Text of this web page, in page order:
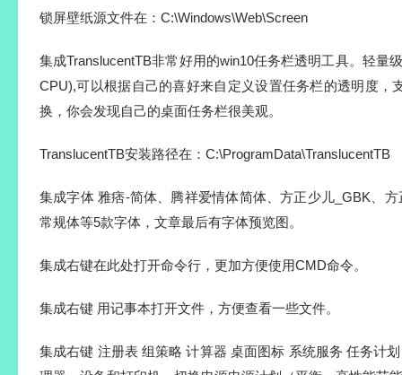
锁屏壁纸源文件在：C:\Windows\Web\Screen
集成TranslucentTB非常好用的win10任务栏透明工具。轻量
CPU),可以根据自己的喜好来自定义设置任务栏的透明度，
换，你会发现自己的桌面任务栏很美观。
TranslucentTB安装路径在：C:\ProgramData\TranslucentTB
集成字体 雅痞-简体、腾祥爱情体简体、方正少儿_GBK、
常规体等5款字体，文章最后有字体预览图。
集成右键在此处打开命令行，更加方便使用CMD命令。
集成右键 用记事本打开文件，方便查看一些文件。
集成右键 注册表 组策略 计算器 桌面图标 系统服务 任务计